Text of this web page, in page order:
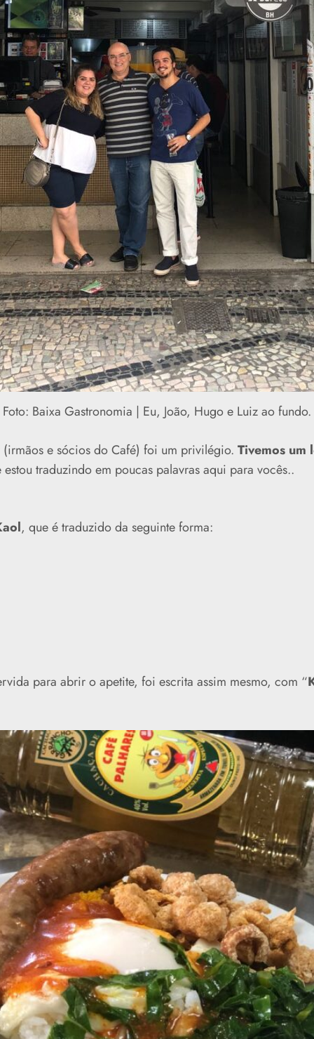
Foto: Baixa Gastronomia | Eu, João, Hugo e Luiz ao fundo.
(irmãos e sócios do Café) foi um privilégio. Tivemos um
traduzindo em poucas palavras aqui para vocês..
, que é traduzido da seguinte forma:
para abrir o apetite, foi escrita assim mesmo, com “